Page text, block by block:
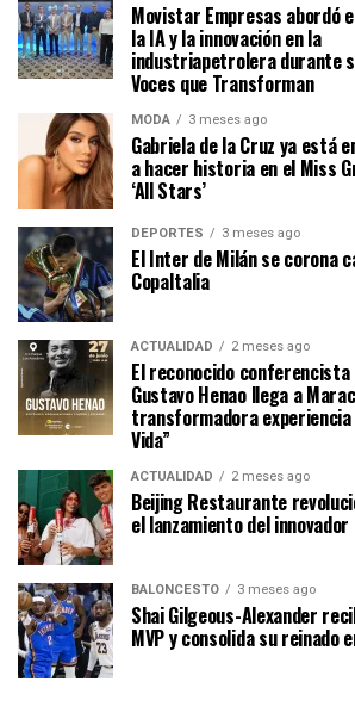
Movistar Empresas abordó
la IA y la innovación en la
industriapetrolera durante
Voces que Transforman
MODA 3 meses ago
Gabriela de la Cruz ya está
a hacer historia en el Miss
‘All Stars’
DEPORTES 3 meses ago
El Inter de Milán se corona
CopaItalia
ACTUALIDAD 2 meses ago
El reconocido
Gustavo Henao llega a
transformadora experiencia
Vida”
ACTUALIDAD 2 meses ago
Beijing Restaurante
el lanzamiento del innovador
BALONCESTO 3 meses ago
Shai Gilgeous-Alexander
MVP y consolida su reinado